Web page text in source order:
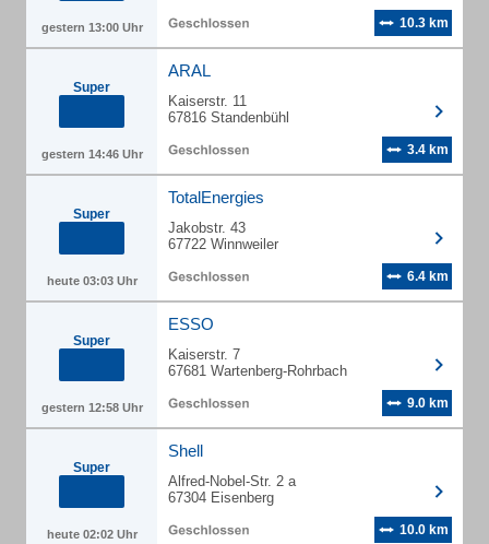
gestern 13:00 Uhr 10.3 km
Super
gestern 14:46 Uhr
ARAL
Kaiserstr. 11
67816 Standenbühl
3.4 km
Super
heute 03:03 Uhr
TotalEnergies
Jakobstr. 43
67722 Winnweiler
6.4 km
Super
gestern 12:58 Uhr
ESSO
Kaiserstr. 7
67681 Wartenberg-Rohrbach
9.0 km
Super
heute 02:02 Uhr
Shell
Alfred-Nobel-Str. 2 a
67304 Eisenberg
10.0 km